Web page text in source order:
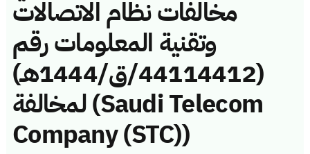
مخالفات نظام الاتصالات
وتقنية المعلومات رقم
(44114412/ق/1444هـ)
لمخالفة (Saudi Telecom
Company (STC))